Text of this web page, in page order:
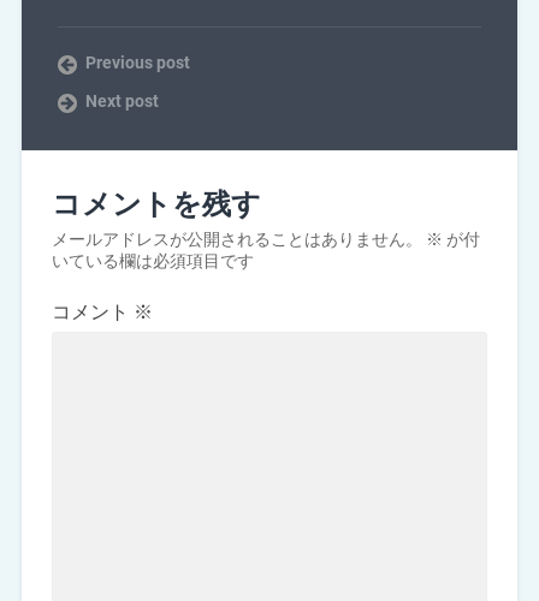
Previous post
Next post
コメントを残す
メールアドレスが公開されることはありません。 ※ が付
いている欄は必須項目です
コメント ※